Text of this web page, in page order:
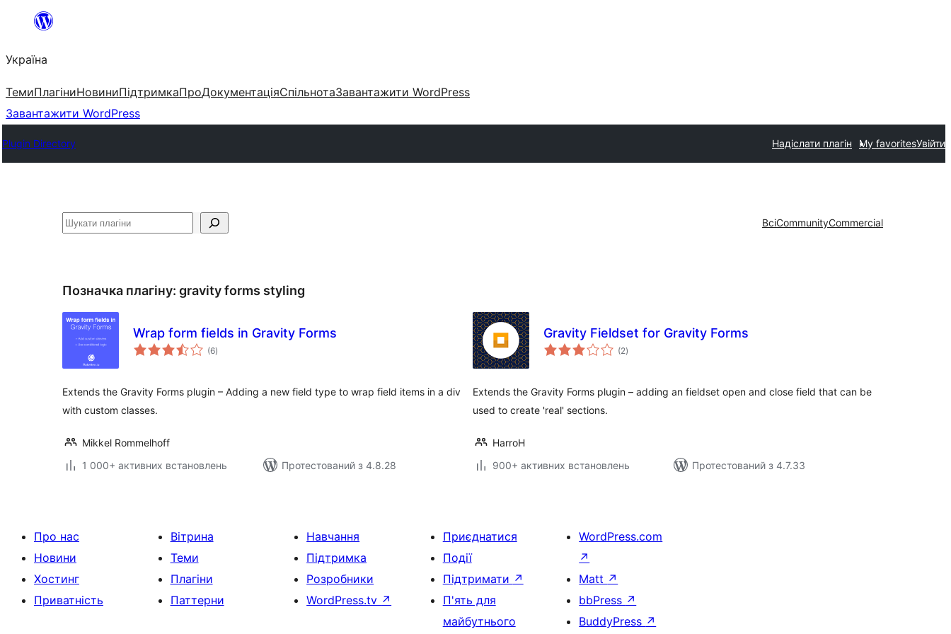
Перейти
вмісту
Україна
ТемиПлагіниНовиниПідтримкаПроДокументаціяСпільнотаЗавантажити WordPress
Завантажити WordPress
Plugin Directory Надіслати плагін My favoritesУвійти
Пошук ВсіCommunityCommercial
Позначка плагіну: gravity forms styling
Wrap form fields in Gravity Forms
(6загальний
рейтинг
)
Extends the Gravity Forms plugin – Adding a new field type to wrap field items in a div
with custom classes.
Mikkel Rommelhoff
1 000+ активних встановлень
Протестований з 4.8.28
Gravity Fieldset for Gravity Forms
(2загальний
рейтинг
)
Extends the Gravity Forms plugin – adding an fieldset open and close field that can be
used to create 'real' sections.
HarroH
900+ активних встановлень
Протестований з 4.7.33
Про нас
Новини
Хостинг
Приватність
Вітрина
Теми
Плагіни
Паттерни
Навчання
Підтримка
Розробники
WordPress.tv ↗
Приєднатися
Події
Підтримати ↗
П'ять для
майбутнього
WordPress.com
↗
Matt ↗
bbPress ↗
BuddyPress ↗